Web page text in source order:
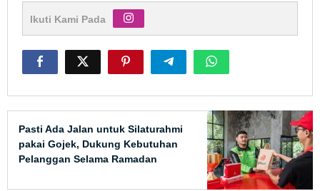
Ikuti Kami Pada
Pasti Ada Jalan untuk Silaturahmi
pakai Gojek, Dukung Kebutuhan
Pelanggan Selama Ramadan